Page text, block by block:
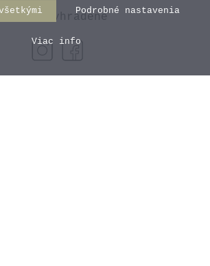
obálka s iniciálmi 4
0,85 €
práva vyhradené
Podrobné nastavenia
Viac info